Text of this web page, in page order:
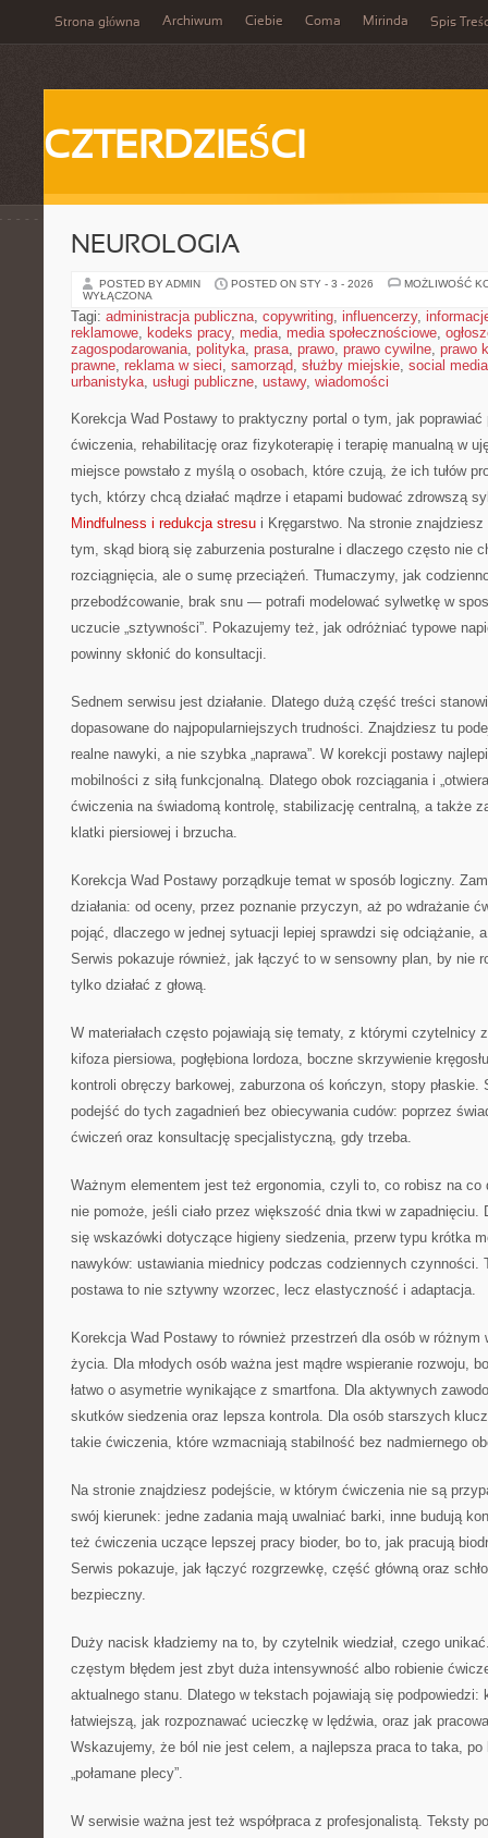
Strona główna Archiwum Ciebie Coma Mirinda Spis
CZTERDZIEŚCI
NEUROLOGIA
POSTED BY ADMIN POSTED ON STY - 3 - 2026
MOŻLIWOŚĆ
WYŁĄCZONA
Tagi: administracja publiczna, copywriting, influencerzy,
reklamowe, kodeks pracy, media, media społecznościowe,
zagospodarowania, polityka, prasa, prawo, prawo cywilne, prawo
prawne, reklama w sieci, samorząd, służby miejskie, social media
urbanistyka, usługi publiczne, ustawy, wiadomości
Korekcja Wad Postawy to praktyczny portal o tym, jak poprawiać
ćwiczenia, rehabilitację oraz fizykoterapię i terapię manualną w
miejsce powstało z myślą o osobach, które czują, że ich tułów
tych, którzy chcą działać mądrze i etapami budować zdrowszą
Mindfulness i redukcja stresu i Kręgarstwo. Na stronie znajdziesz
tym, skąd biorą się zaburzenia posturalne i dlaczego często nie
rozciągnięcia, ale o sumę przeciążeń. Tłumaczymy, jak
przebodźcowanie, brak snu — potrafi modelować sylwetkę w
uczucie „sztywności”. Pokazujemy też, jak odróżniać typowe
powinny skłonić do konsultacji.
Sednem serwisu jest działanie. Dlatego dużą część treści
dopasowane do najpopularniejszych trudności. Znajdziesz tu
realne nawyki, a nie szybka „naprawa”. W korekcji postawy
mobilności z siłą funkcjonalną. Dlatego obok rozciągania i
ćwiczenia na świadomą kontrolę, stabilizację centralną, a także
klatki piersiowej i brzucha.
Korekcja Wad Postawy porządkuje temat w sposób logiczny.
działania: od oceny, przez poznanie przyczyn, aż po wdrażanie
pojąć, dlaczego w jednej sytuacji lepiej sprawdzi się odciążanie,
Serwis pokazuje również, jak łączyć to w sensowny plan, by nie
tylko działać z głową.
W materiałach często pojawiają się tematy, z którymi czytelnicy
kifoza piersiowa, pogłębiona lordoza, boczne skrzywienie
kontroli obręczy barkowej, zaburzona oś kończyn, stopy płaskie.
podejść do tych zagadnień bez obiecywania cudów: poprzez
ćwiczeń oraz konsultację specjalistyczną, gdy trzeba.
Ważnym elementem jest też ergonomia, czyli to, co robisz na co
nie pomoże, jeśli ciało przez większość dnia tkwi w zapadnięciu.
się wskazówki dotyczące higieny siedzenia, przerw typu krótka
nawyków: ustawiania miednicy podczas codziennych czynności.
postawa to nie sztywny wzorzec, lecz elastyczność i adaptacja.
Korekcja Wad Postawy to również przestrzeń dla osób w
życia. Dla młodych osób ważna jest mądre wspieranie rozwoju,
łatwo o asymetrie wynikające z smartfona. Dla aktywnych
skutków siedzenia oraz lepsza kontrola. Dla osób starszych
takie ćwiczenia, które wzmacniają stabilność bez nadmiernego
Na stronie znajdziesz podejście, w którym ćwiczenia nie są
swój kierunek: jedne zadania mają uwalniać barki, inne budują
też ćwiczenia uczące lepszej pracy bioder, bo to, jak pracują
Serwis pokazuje, jak łączyć rozgrzewkę, część główną oraz
bezpieczny.
Duży nacisk kładziemy na to, by czytelnik wiedział, czego
częstym błędem jest zbyt duża intensywność albo robienie
aktualnego stanu. Dlatego w tekstach pojawiają się podpowiedzi:
łatwiejszą, jak rozpoznawać ucieczkę w lędźwia, oraz jak
Wskazujemy, że ból nie jest celem, a najlepsza praca to taka,
„połamane plecy”.
W serwisie ważna jest też współpraca z profesjonalistą. Teksty